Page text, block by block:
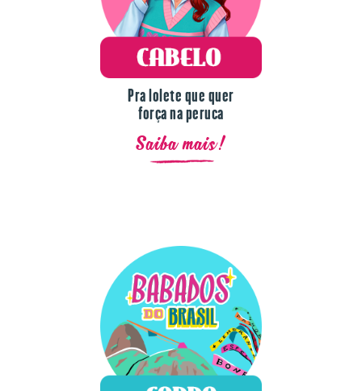
Pra lolete que quer
força na peruca
Saiba mais!